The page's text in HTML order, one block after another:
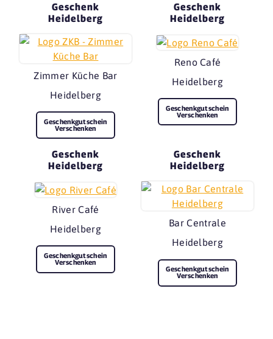
Geschenk
Heidelberg
Zimmer Küche Bar
Heidelberg
Geschenkgutschein
Verschenken
Geschenk
Heidelberg
Reno Café
Heidelberg
Geschenkgutschein
Verschenken
Geschenk
Heidelberg
River Café
Heidelberg
Geschenkgutschein
Verschenken
Geschenk
Heidelberg
Bar Centrale
Heidelberg
Geschenkgutschein
Verschenken